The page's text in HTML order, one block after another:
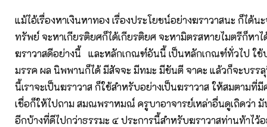
แม้ไอ้เรื่องหาเงินหาทอง เรื่องประโยชน์อย่างฆราวาสนะ ก็ได้น
ทรัพย์ จะหาเกียรติยศก็ได้เกียรติยศ จะหามิตรสหายไมตรีก็หา
ฆราวาสดีอย่างนี้ และหลักเกณฑ์อันนี้ เป็นหลักเกณฑ์ทั่วไป ใช้
มรรค ผล นิพพานก็ได้ มีสัจจะ มีทมะ มีขันตี จาคะ แล้วก็จะบรร
นี้เราจะเป็นฆราวาส ก็ใช้สำหรับอย่างเป็นฆราวาส ให้สมตามที่มี
เชื่อก็ให้ไปถาม สมณพราหมณ์ ครูบาอาจารย์เหล่าอื่นดูเถิดว่า
อีกบ้างที่ดีไปกว่าธรรมะ ๔ ประการนี้สำหรับฆราวาสท่านท้าไว้อ